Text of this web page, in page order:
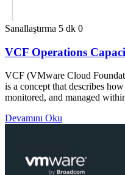
Sanallaştırma 5 dk 0
VCF Operations
VCF (VMware Cloud
is a concept that describes
monitored, and managed
Devamını Oku